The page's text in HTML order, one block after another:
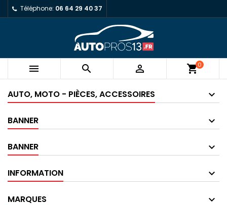
Téléphone: 06 64 29 40 37
   shopping_cart0
AUTO, MOTO - PIÈCES, ACCESSOIRES
BANNER
BANNER
INFORMATION
MARQUES